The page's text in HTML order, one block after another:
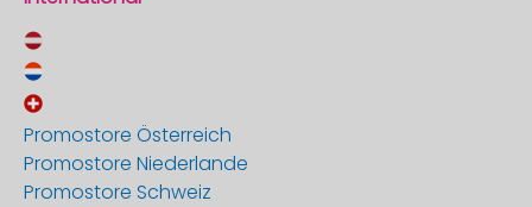
Promostore Österreich
Promostore Niederlande
Promostore Schweiz